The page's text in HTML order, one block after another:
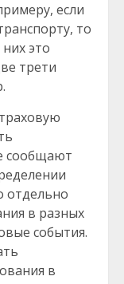
если
то
это
трети
сообщают
отдельно
в разных
события.
в